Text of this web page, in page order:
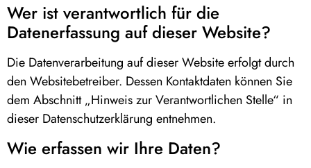
Wer ist verantwortlich für die
Datenerfassung auf dieser Website?
Die Datenverarbeitung auf dieser Website erfolgt durch
den Websitebetreiber. Dessen Kontaktdaten können Sie
dem Abschnitt „Hinweis zur Verantwortlichen Stelle“ in
dieser Datenschutzerklärung entnehmen.
Wie erfassen wir Ihre Daten?